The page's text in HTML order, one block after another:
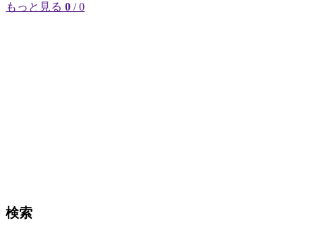
もっと見る 0 / 0
検索